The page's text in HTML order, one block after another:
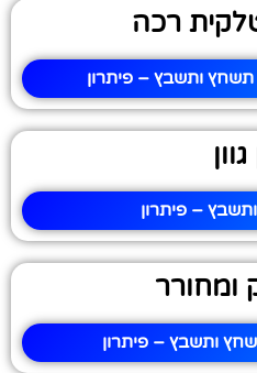
רכה
ותשבץ – פיתרון
– פיתרון
ומחורר
ותשבץ – פיתרון